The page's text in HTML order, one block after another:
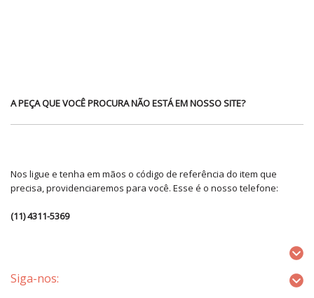
A PEÇA QUE VOCÊ PROCURA NÃO ESTÁ EM NOSSO SITE?
Nos ligue e tenha em mãos o código de referência do item que
precisa, providenciaremos para você. Esse é o nosso telefone:
(11) 4311-5369
Siga-nos: